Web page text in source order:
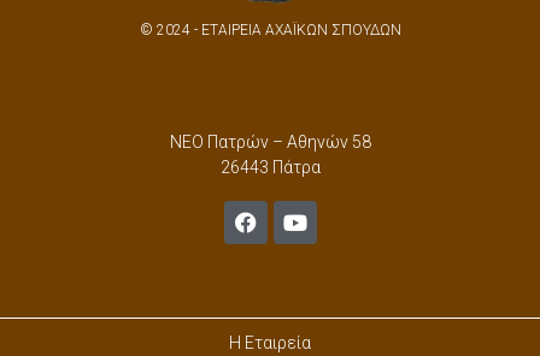
© 2024 - ΕΤΑΙΡΕΙΑ ΑΧΑΪΚΩΝ ΣΠΟΥΔΩΝ
ΝΕΟ Πατρών – Αθηνών 58
26443 Πάτρα
Η Εταιρεία